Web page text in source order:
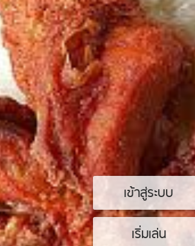
เข้าสู่ระบบ
เริ่มเล่น